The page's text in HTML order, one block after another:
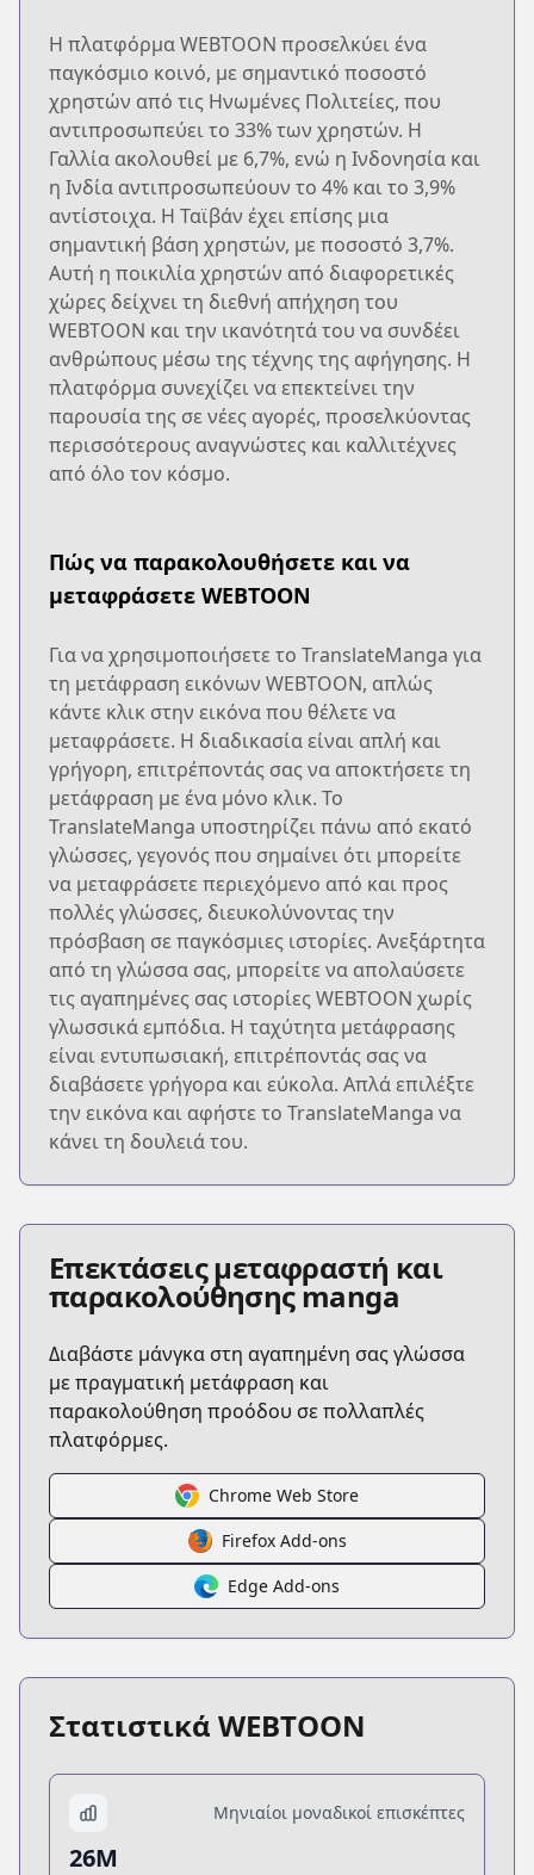
Η πλατφόρμα WEBTOON προσελκύει ένα
παγκόσμιο κοινό, με σημαντικό ποσοστό
χρηστών από τις Ηνωμένες Πολιτείες, που
αντιπροσωπεύει το 33% των χρηστών. Η
Γαλλία ακολουθεί με 6,7%, ενώ η Ινδονησία και
η Ινδία αντιπροσωπεύουν το 4% και το 3,9%
αντίστοιχα. Η Ταϊβάν έχει επίσης μια
σημαντική βάση χρηστών, με ποσοστό 3,7%.
Αυτή η ποικιλία χρηστών από διαφορετικές
χώρες δείχνει τη διεθνή απήχηση του
WEBTOON και την ικανότητά του να συνδέει
ανθρώπους μέσω της τέχνης της αφήγησης. Η
πλατφόρμα συνεχίζει να επεκτείνει την
παρουσία της σε νέες αγορές, προσελκύοντας
περισσότερους αναγνώστες και καλλιτέχνες
από όλο τον κόσμο.
Πώς να παρακολουθήσετε και να
μεταφράσετε WEBTOON
Για να χρησιμοποιήσετε το TranslateManga για
τη μετάφραση εικόνων WEBTOON, απλώς
κάντε κλικ στην εικόνα που θέλετε να
μεταφράσετε. Η διαδικασία είναι απλή και
γρήγορη, επιτρέποντάς σας να αποκτήσετε τη
μετάφραση με ένα μόνο κλικ. Το
TranslateManga υποστηρίζει πάνω από εκατό
γλώσσες, γεγονός που σημαίνει ότι μπορείτε
να μεταφράσετε περιεχόμενο από και προς
πολλές γλώσσες, διευκολύνοντας την
πρόσβαση σε παγκόσμιες ιστορίες. Ανεξάρτητα
από τη γλώσσα σας, μπορείτε να απολαύσετε
τις αγαπημένες σας ιστορίες WEBTOON χωρίς
γλωσσικά εμπόδια. Η ταχύτητα μετάφρασης
είναι εντυπωσιακή, επιτρέποντάς σας να
διαβάσετε γρήγορα και εύκολα. Απλά επιλέξτε
την εικόνα και αφήστε το TranslateManga να
κάνει τη δουλειά του.
Επεκτάσεις μεταφραστή και
παρακολούθησης manga
Διαβάστε μάνγκα στη αγαπημένη σας γλώσσα
με πραγματική μετάφραση και
παρακολούθηση προόδου σε πολλαπλές
πλατφόρμες.
Chrome Web Store
Firefox Add-ons
Edge Add-ons
Στατιστικά WEBTOON
Μηνιαίοι μοναδικοί επισκέπτες
26M